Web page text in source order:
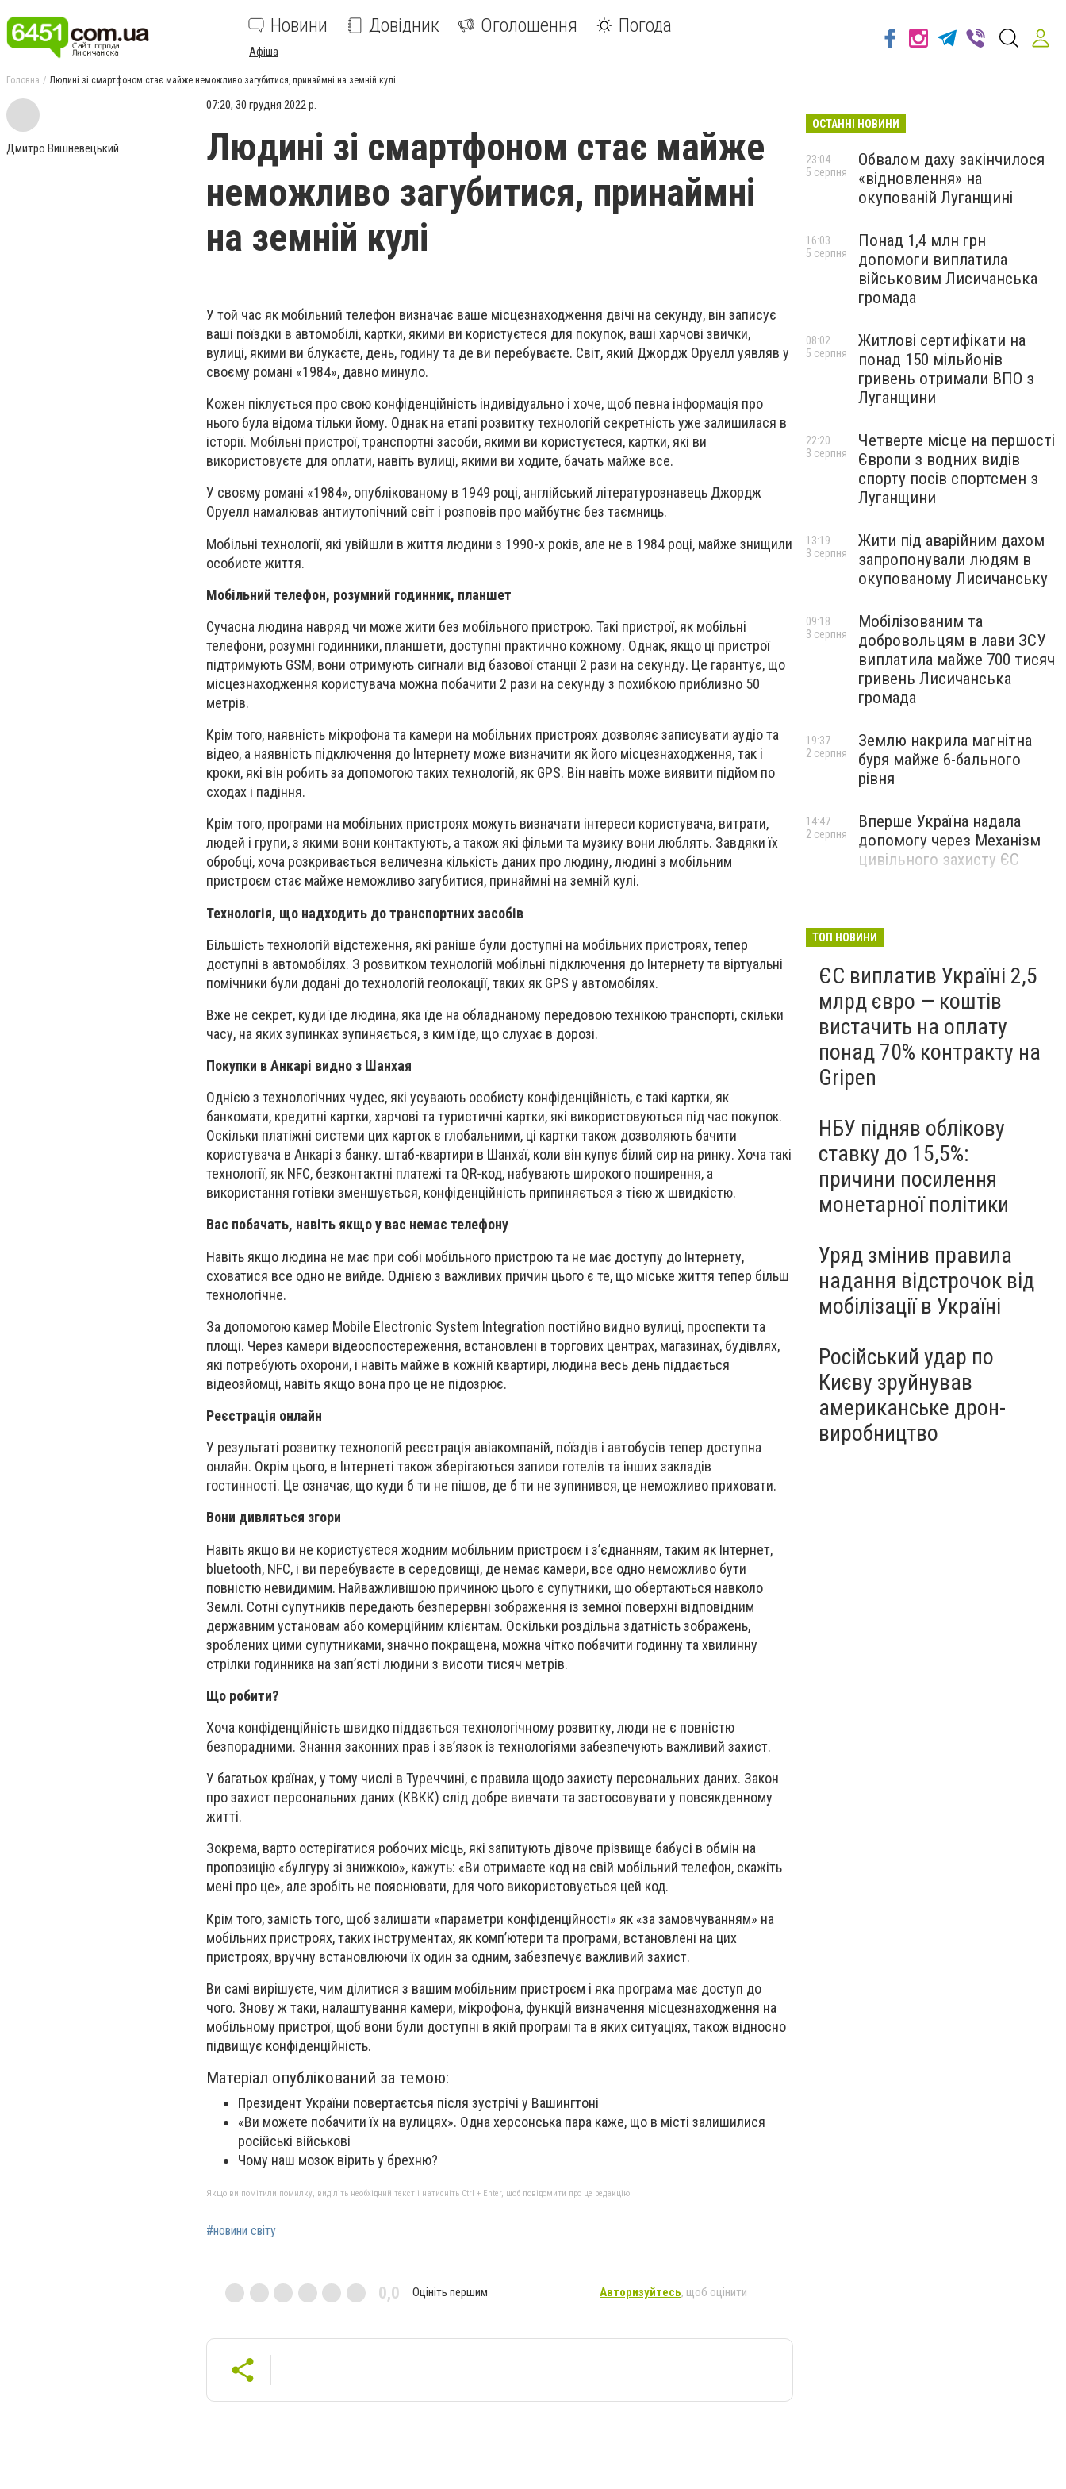
Новини Довідник Оголошення Погода
Афіша
Головна Людині зі смартфоном стає майже неможливо загубитися, принаймні на земній кулі
Дмитро Вишневецький
07:20, 30 грудня 2022 р.
Людині зі смартфоном стає майже
неможливо загубитися, принаймні
на земній кулі
У той час як мобільний телефон визначає ваше місцезнаходження двічі на секунду, він записує
ваші поїздки в автомобілі, картки, якими ви користуєтеся для покупок, ваші харчові звички,
вулиці, якими ви блукаєте, день, годину та де ви перебуваєте. Світ, який Джордж Оруелл уявляв у
своєму романі «1984», давно минуло.
Кожен піклується про свою конфіденційність індивідуально і хоче, щоб певна інформація про
нього була відома тільки йому. Однак на етапі розвитку технологій секретність уже залишилася в
історії. Мобільні пристрої, транспортні засоби, якими ви користуєтеся, картки, які ви
використовуєте для оплати, навіть вулиці, якими ви ходите, бачать майже все.
У своєму романі «1984», опублікованому в 1949 році, англійський літературознавець Джордж
Оруелл намалював антиутопічний світ і розповів про майбутнє без таємниць.
Мобільні технології, які увійшли в життя людини з 1990-х років, але не в 1984 році, майже знищили
особисте життя.
Мобільний телефон, розумний годинник, планшет
Сучасна людина навряд чи може жити без мобільного пристрою. Такі пристрої, як мобільні
телефони, розумні годинники, планшети, доступні практично кожному. Однак, якщо ці пристрої
підтримують GSM, вони отримують сигнали від базової станції 2 рази на секунду. Це гарантує, що
місцезнаходження користувача можна побачити 2 рази на секунду з похибкою приблизно 50
метрів.
Крім того, наявність мікрофона та камери на мобільних пристроях дозволяє записувати аудіо та
відео, а наявність підключення до Інтернету може визначити як його місцезнаходження, так і
кроки, які він робить за допомогою таких технологій, як GPS. Він навіть може виявити підйом по
сходах і падіння.
Крім того, програми на мобільних пристроях можуть визначати інтереси користувача, витрати,
людей і групи, з якими вони контактують, а також які фільми та музику вони люблять. Завдяки їх
обробці, хоча розкривається величезна кількість даних про людину, людині з мобільним
пристроєм стає майже неможливо загубитися, принаймні на земній кулі.
Технологія, що надходить до транспортних засобів
Більшість технологій відстеження, які раніше були доступні на мобільних пристроях, тепер
доступні в автомобілях. З розвитком технологій мобільні підключення до Інтернету та віртуальні
помічники були додані до технологій геолокації, таких як GPS у автомобілях.
Вже не секрет, куди їде людина, яка їде на обладнаному передовою технікою транспорті, скільки
часу, на яких зупинках зупиняється, з ким їде, що слухає в дорозі.
Покупки в Анкарі видно з Шанхая
Однією з технологічних чудес, які усувають особисту конфіденційність, є такі картки, як
банкомати, кредитні картки, харчові та туристичні картки, які використовуються під час покупок.
Оскільки платіжні системи цих карток є глобальними, ці картки також дозволяють бачити
користувача в Анкарі з банку. штаб-квартири в Шанхаї, коли він купує білий сир на ринку. Хоча такі
технології, як NFC, безконтактні платежі та QR-код, набувають широкого поширення, а
використання готівки зменшується, конфіденційність припиняється з тією ж швидкістю.
Вас побачать, навіть якщо у вас немає телефону
Навіть якщо людина не має при собі мобільного пристрою та не має доступу до Інтернету,
сховатися все одно не вийде. Однією з важливих причин цього є те, що міське життя тепер більш
технологічне.
За допомогою камер Mobile Electronic System Integration постійно видно вулиці, проспекти та
площі. Через камери відеоспостереження, встановлені в торгових центрах, магазинах, будівлях,
які потребують охорони, і навіть майже в кожній квартирі, людина весь день піддається
відеозйомці, навіть якщо вона про це не підозрює.
Реєстрація онлайн
У результаті розвитку технологій реєстрація авіакомпаній, поїздів і автобусів тепер доступна
онлайн. Окрім цього, в Інтернеті також зберігаються записи готелів та інших закладів
гостинності. Це означає, що куди б ти не пішов, де б ти не зупинився, це неможливо приховати.
Вони дивляться згори
Навіть якщо ви не користуєтеся жодним мобільним пристроєм і з’єднанням, таким як Інтернет,
bluetooth, NFC, і ви перебуваєте в середовищі, де немає камери, все одно неможливо бути
повністю невидимим. Найважливішою причиною цього є супутники, що обертаються навколо
Землі. Сотні супутників передають безперервні зображення із земної поверхні відповідним
державним установам або комерційним клієнтам. Оскільки роздільна здатність зображень,
зроблених цими супутниками, значно покращена, можна чітко побачити годинну та хвилинну
стрілки годинника на зап’ясті людини з висоти тисяч метрів.
Що робити?
Хоча конфіденційність швидко піддається технологічному розвитку, люди не є повністю
безпорадними. Знання законних прав і зв’язок із технологіями забезпечують важливий захист.
У багатьох країнах, у тому числі в Туреччині, є правила щодо захисту персональних даних. Закон
про захист персональних даних (КВКК) слід добре вивчати та застосовувати у повсякденному
житті.
Зокрема, варто остерігатися робочих місць, які запитують дівоче прізвище бабусі в обмін на
пропозицію «булгуру зі знижкою», кажуть: «Ви отримаєте код на свій мобільний телефон, скажіть
мені про це», але зробіть не пояснювати, для чого використовується цей код.
Крім того, замість того, щоб залишати «параметри конфіденційності» як «за замовчуванням» на
мобільних пристроях, таких інструментах, як комп’ютери та програми, встановлені на цих
пристроях, вручну встановлюючи їх один за одним, забезпечує важливий захист.
Ви самі вирішуєте, чим ділитися з вашим мобільним пристроєм і яка програма має доступ до
чого. Знову ж таки, налаштування камери, мікрофона, функцій визначення місцезнаходження на
мобільному пристрої, щоб вони були доступні в якій програмі та в яких ситуаціях, також відносно
підвищує конфіденційність.
Матеріал опублікований за темою:
Президент України повертаєтсья після зустрічі у Вашингтоні
«Ви можете побачити їх на вулицях». Одна херсонська пара каже, що в місті залишилися
російські військові
Чому наш мозок вірить у брехню?
Якщо ви помітили помилку, виділіть необхідний текст і натисніть Ctrl + Enter, щоб повідомити про це редакцію
#новини світу
0,0 Оцініть першим Авторизуйтесь, щоб оцінити
ОСТАННІ НОВИНИ
Обвалом даху закінчилося
«відновлення» на
окупованій Луганщині
23:04
5 серпня
Понад 1,4 млн грн
допомоги виплатила
військовим Лисичанська
громада
16:03
5 серпня
Житлові сертифікати на
понад 150 мільйонів
гривень отримали ВПО з
Луганщини
08:02
5 серпня
Четверте місце на першості
Європи з водних видів
спорту посів спортсмен з
Луганщини
22:20
3 серпня
Жити під аварійним дахом
запропонували людям в
окупованому Лисичанську
13:19
3 серпня
Мобілізованим та
добровольцям в лави ЗСУ
виплатила майже 700 тисяч
гривень Лисичанська
громада
09:18
3 серпня
Землю накрила магнітна
буря майже 6-бального
рівня
19:37
2 серпня
Вперше Україна надала
допомогу через Механізм
цивільного захисту ЄС
14:47
2 серпня
ТОП НОВИНИ
ЄС виплатив Україні 2,5
млрд євро — коштів
вистачить на оплату
понад 70% контракту на
Gripen
НБУ підняв облікову
ставку до 15,5%:
причини посилення
монетарної політики
Уряд змінив правила
надання відстрочок від
мобілізації в Україні
Російський удар по
Києву зруйнував
американське дрон-
виробництво